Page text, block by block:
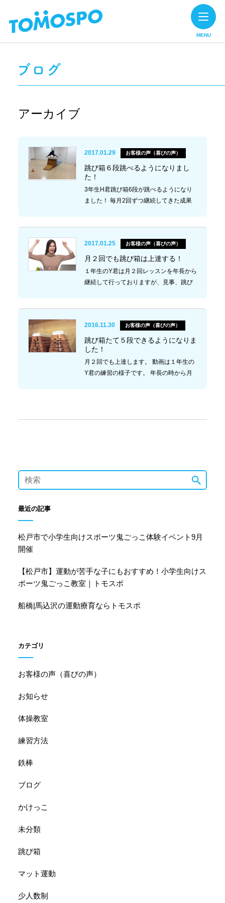
MENU
アーカイブ
2017.01.29 お客様の声（喜びの声）
跳び箱６段跳べるようになりまし
た！
3年生H君跳び箱6段が跳べるようになり
ました！ 毎月2回ずつ継続してきた成果
い合わせ下さ…
2017.01.25 お客様の声（喜びの声）
月２回でも跳び箱は上達する！
１年生のY君は月２回レッスンを年長から
継続して行っておりますが、見事、跳び
ポ…
2016.11.30 お客様の声（喜びの声）
跳び箱たて５段できるようになりま
した！
月２回でも上達します。 動画は１年生の
Y君の練習の様子です。 年長の時から月
最近の記事
松戸市で小学生向けスポーツ鬼ごっこ体験イベント9月
開催
【松戸市】運動が苦手な子にもおすすめ！小学生向けス
ポーツ鬼ごっこ教室｜トモスポ
船橋|馬込沢の運動療育ならトモスポ
カテゴリ
お客様の声（喜びの声）
お知らせ
体操教室
練習方法
鉄棒
ブログ
かけっこ
未分類
跳び箱
マット運動
少人数制